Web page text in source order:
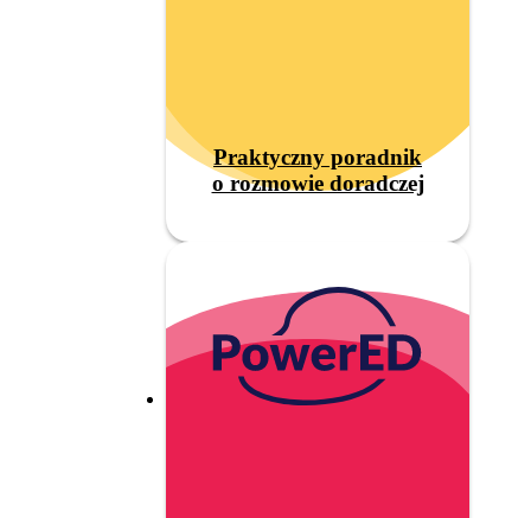
Praktyczny poradnik
o rozmowie doradczej